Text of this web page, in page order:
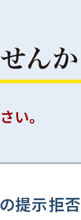
い。
提示拒否